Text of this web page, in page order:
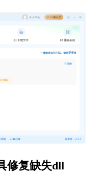
修复缺失dll